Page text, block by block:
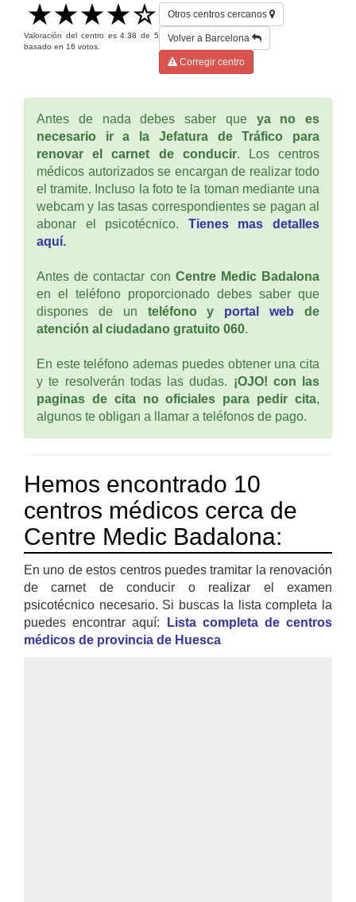
Valoración del centro es4.38 de5
basado en 16 votos.
Otros centros cercanos
Volver a Barcelona
Corregir centro
Antes de nada debes saber que ya no es
necesario ir a la Jefatura de Tráfico para
renovar el carnet de conducir. Los centros
médicos autorizados se encargan de realizar todo
el tramite. Incluso la foto te la toman mediante una
webcam y las tasas correspondientes se pagan al
abonar el psicotécnico. Tienes mas detalles
aquí.
Antes de contactar con Centre Medic Badalona
en el teléfono proporcionado debes saber que
dispones de un teléfono y portal web de
atención al ciudadano gratuito 060.
En este teléfono ademas puedes obtener una cita
y te resolverán todas las dudas. ¡OJO! con las
paginas de cita no oficiales para pedir cita,
algunos te obligan a llamar a teléfonos de pago.
Hemos encontrado 10
centros médicos cerca de
Centre Medic Badalona:
En uno de estos centros puedes tramitar la renovación
de carnet de conducir o realizar el examen
psicotécnico necesario. Si buscas la lista completa la
puedes encontrar aquí:
Lista completa de centros
médicos de provincia de Huesca